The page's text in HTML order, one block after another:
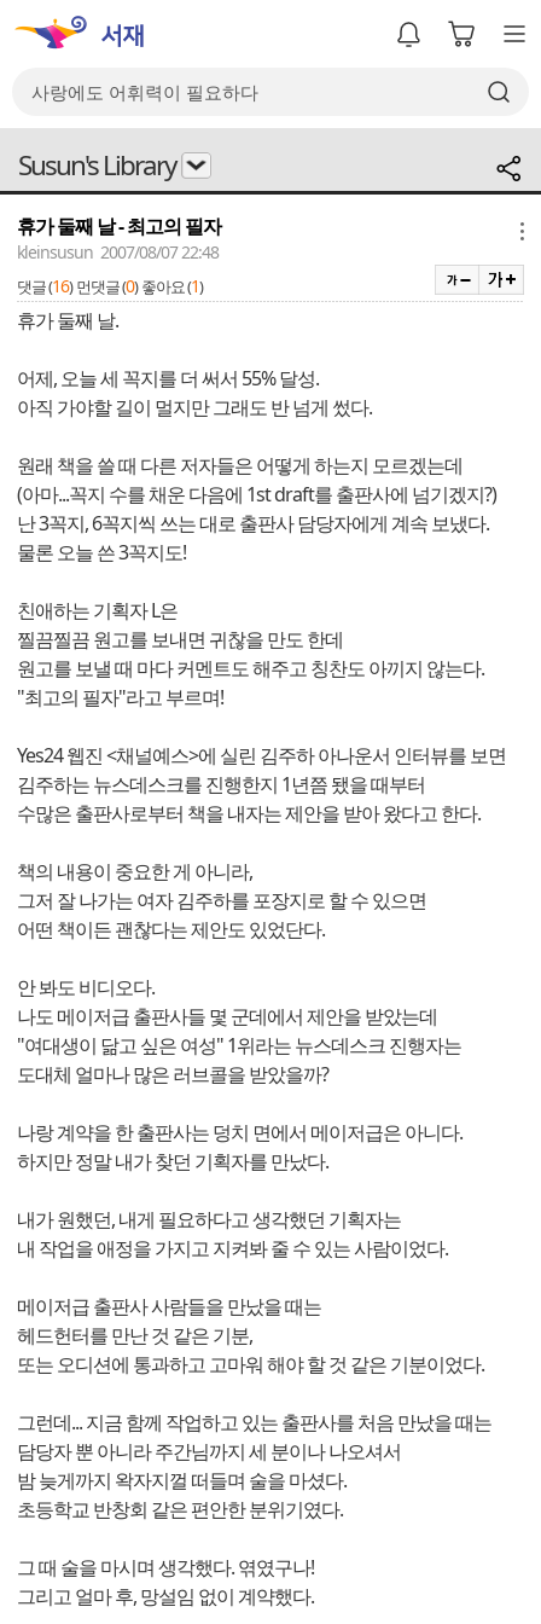
Susun's Library
휴가 둘째 날 - 최고의 필자
kleinsusun 2007/08/07 22:48
댓글 (16) 먼댓글 (0) 좋아요 (1)
휴가 둘째 날.
어제, 오늘 세 꼭지를 더 써서 55% 달성.
아직 가야할 길이 멀지만 그래도 반 넘게 썼다.
원래 책을 쓸 때 다른 저자들은 어떻게 하는지 모르겠는데
(아마...꼭지 수를 채운 다음에 1st draft를 출판사에 넘기겠지?)
난 3꼭지, 6꼭지씩 쓰는 대로 출판사 담당자에게 계속 보냈다.
물론 오늘 쓴 3꼭지도!
친애하는 기획자 L은
찔끔찔끔 원고를 보내면 귀찮을 만도 한데
원고를 보낼 때 마다 커멘트도 해주고 칭찬도 아끼지 않는다.
"최고의 필자"라고 부르며!
Yes24 웹진 <채널예스>에 실린 김주하 아나운서 인터뷰를 보면
김주하는 뉴스데스크를 진행한지 1년쯤 됐을 때부터
수많은 출판사로부터 책을 내자는 제안을 받아 왔다고 한다.
책의 내용이 중요한 게 아니라,
그저 잘 나가는 여자 김주하를 포장지로 할 수 있으면
어떤 책이든 괜찮다는 제안도 있었단다.
안 봐도 비디오다.
나도 메이저급 출판사들 몇 군데에서 제안을 받았는데
"여대생이 닮고 싶은 여성" 1위라는 뉴스데스크 진행자는
도대체 얼마나 많은 러브콜을 받았을까?
나랑 계약을 한 출판사는 덩치 면에서 메이저급은 아니다.
하지만 정말 내가 찾던 기획자를 만났다.
내가 원했던, 내게 필요하다고 생각했던 기획자는
내 작업을 애정을 가지고 지켜봐 줄 수 있는 사람이었다.
메이저급 출판사 사람들을 만났을 때는
헤드헌터를 만난 것 같은 기분,
또는 오디션에 통과하고 고마워 해야 할 것 같은 기분이었다.
그런데... 지금 함께 작업하고 있는 출판사를 처음 만났을 때는
담당자 뿐 아니라 주간님까지 세 분이나 나오셔서
밤 늦게까지 왁자지껄 떠들며 술을 마셨다.
초등학교 반창회 같은 편안한 분위기였다.
그 때 술을 마시며 생각했다. 엮였구나!
그리고 얼마 후, 망설임 없이 계약했다.